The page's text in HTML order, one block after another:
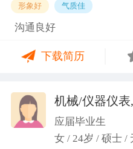
形象好 气质佳
沟通良好
下载简历
应届毕业生
女 / 24岁 / 硕士 /